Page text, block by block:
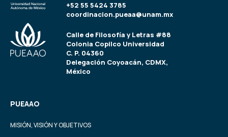
+52 55 5424 3785
coordinacion.pueaa@unam.mx
Calle de Filosofía y Letras #88
Colonia Copilco Universidad
C. P. 04360
Delegación Coyoacán, CDMX,
México
PUEAAO
MISIÓN, VISIÓN Y OBJETIVOS